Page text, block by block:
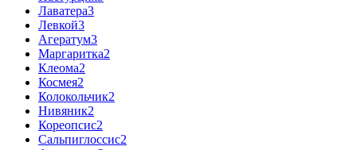
Лаватера3
Левкой3
Агератум3
Маргаритка2
Клеома2
Космея2
Колокольчик2
Нивяник2
Кореопсис2
Сальпиглоссис2